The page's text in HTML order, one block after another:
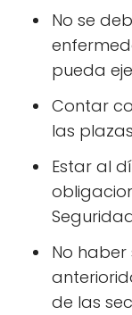
No se
pueda
Contar
las
Estar al
No
de las